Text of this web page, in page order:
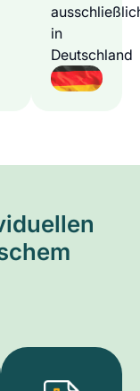
in
Deutschland